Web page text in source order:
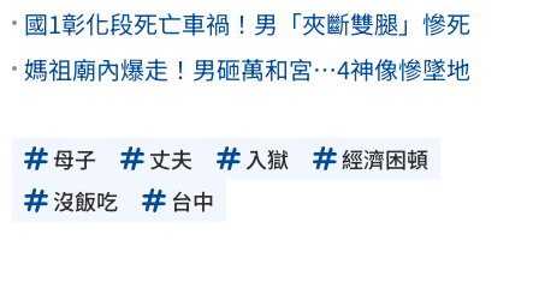
國1彰化段死亡車禍！男「夾斷雙腿」慘死
媽祖廟內爆走！男砸萬和宮…4神像慘墜地
母子 丈夫 入獄
經濟困頓
沒飯吃
台中